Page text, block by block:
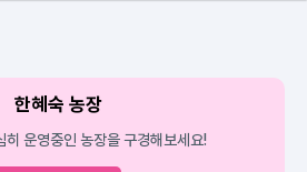
한혜숙 농장
히 운영중인 농장을 구경해보세요!